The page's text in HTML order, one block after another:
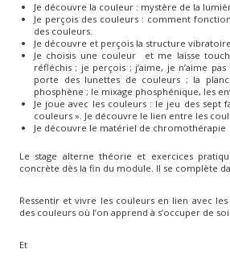
Je découvre la couleur : mystère de la
Je perçois des couleurs : comment
des couleurs.
Je découvre et perçois la structure
Je choisis une couleur et me laisse
réfléchis ; je perçois ; j’aime, je n’aime
porte des lunettes de couleurs ; la
phosphène ; le mixage phosphénique, les
Je joue avec les couleurs : le jeu des sept
couleurs ». Je découvre le lien entre les
Je découvre le matériel de chromothérapie
Le stage alterne théorie et exercices
concrète dès la fin du module. Il se complète
Ressentir et vivre les couleurs en lien avec
des couleurs où l’on apprend à s’occuper de soi.
Et